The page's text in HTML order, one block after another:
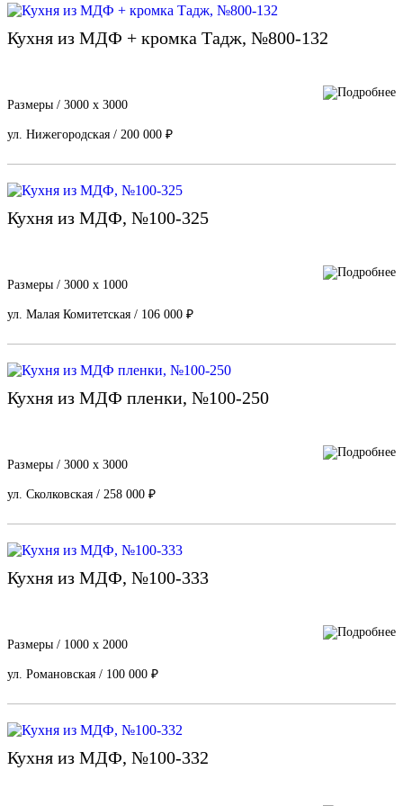
Кухня из МДФ + кромка Тадж, №800-132
Размеры / 3000 х 3000
ул. Нижегородская / 200 000 ₽
Кухня из МДФ, №100-325
Размеры / 3000 х 1000
ул. Малая Комитетская / 106 000 ₽
Кухня из МДФ пленки, №100-250
Размеры / 3000 х 3000
ул. Сколковская / 258 000 ₽
Кухня из МДФ, №100-333
Размеры / 1000 х 2000
ул. Романовская / 100 000 ₽
Кухня из МДФ, №100-332